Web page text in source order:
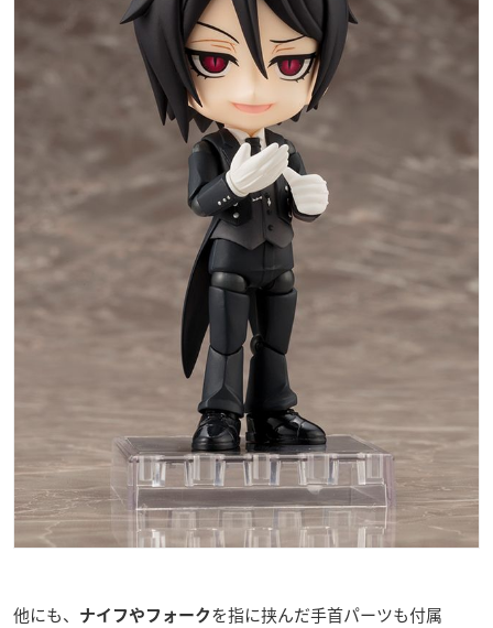
他にも、 ナイフやフォーク を指に挟んだ手首パーツも付属